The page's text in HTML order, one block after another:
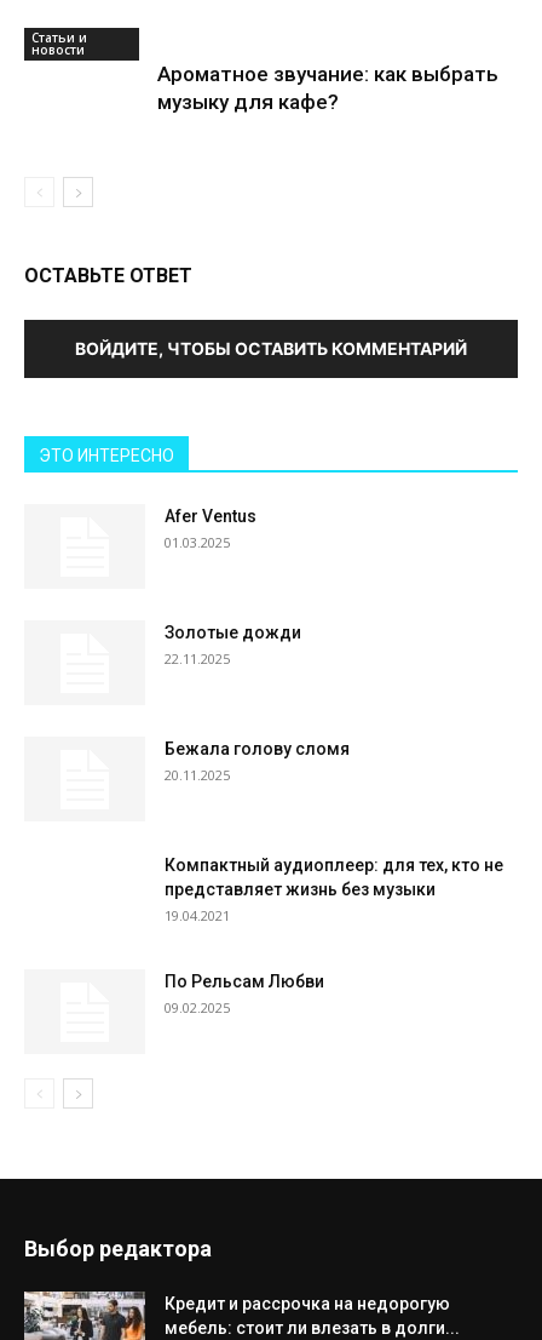
Статьи и
новости
Ароматное звучание: как выбрать
музыку для кафе?
ОСТАВЬТЕ ОТВЕТ
ВОЙДИТЕ, ЧТОБЫ ОСТАВИТЬ КОММЕНТАРИЙ
ЭТО ИНТЕРЕСНО
Afer Ventus
01.03.2025
Золотые дожди
22.11.2025
Бежала голову сломя
20.11.2025
Компактный аудиоплеер: для тех, кто не
представляет жизнь без музыки
19.04.2021
По Рельсам Любви
09.02.2025
Выбор редактора
Кредит и рассрочка на недорогую
мебель: стоит ли влезать в долги...